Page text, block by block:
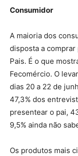
Consumidor
A maioria dos
disposta a
Pais. É o que
Fecomércio. O
dias 20 a 22 de
47,3% dos
presentear o pai,
9,5% ainda não
Os produtos mais